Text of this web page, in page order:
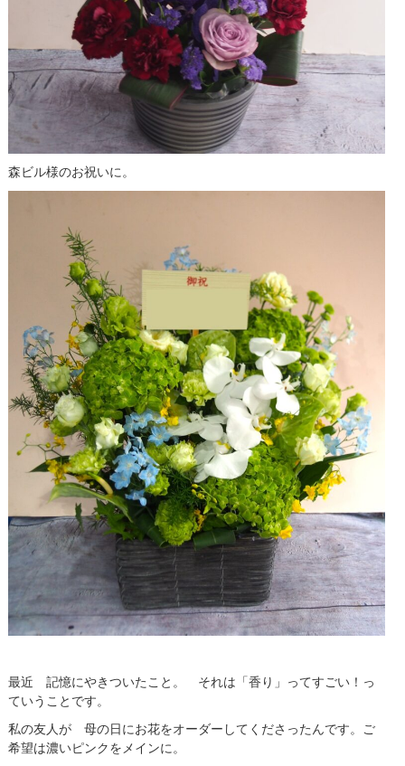
森ビル様のお祝いに。
最近 記憶にやきついたこと。 それは「香り」ってすごい！っ
ていうことです。
私の友人が 母の日にお花をオーダーしてくださったんです。ご
希望は濃いピンクをメインに。